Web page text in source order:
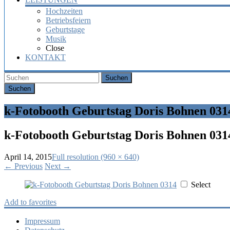
Hochzeiten
Betriebsfeiern
Geburtstage
Musik
Close
KONTAKT
Suchen
k-Fotobooth Geburtstag Doris Bohnen
k-Fotobooth Geburtstag Doris Bohnen
April 14, 2015Full resolution (960 × 640)
← Previous Next →
Select
Add to favorites
Impressum